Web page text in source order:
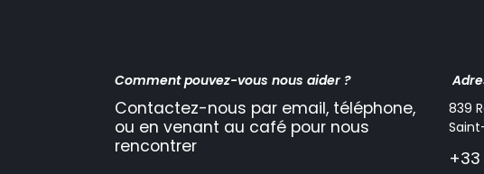
839
Comment pouvez-vous nous aider ?
Contactez-nous par email, téléphone,
ou en venant au café pour nous
rencontrer